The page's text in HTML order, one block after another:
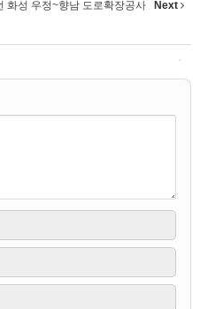
화성 우정~향남 도로확장공사 Next